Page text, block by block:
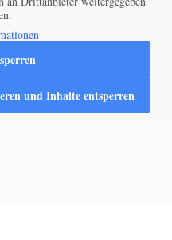
und Inhalte entsperren